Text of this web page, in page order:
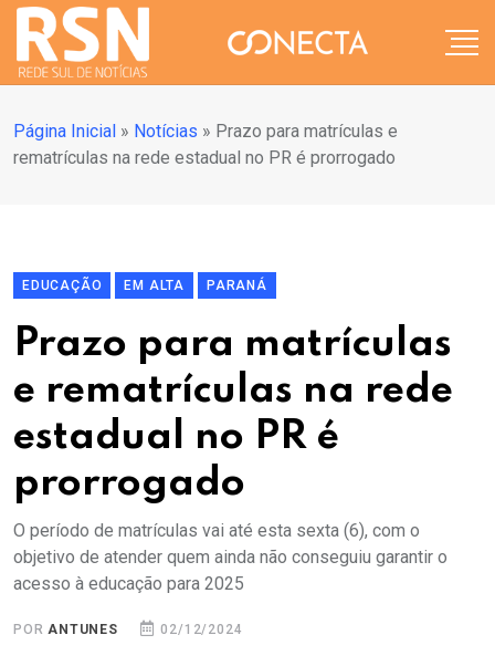
Página Inicial » Notícias » Prazo para matrículas e
rematrículas na rede estadual no PR é prorrogado
EDUCAÇÃO EM ALTA PARANÁ
Prazo para matrículas
e rematrículas na rede
estadual no PR é
prorrogado
O período de matrículas vai até esta sexta (6), com o
objetivo de atender quem ainda não conseguiu garantir o
acesso à educação para 2025
PORANTUNES 02/12/2024